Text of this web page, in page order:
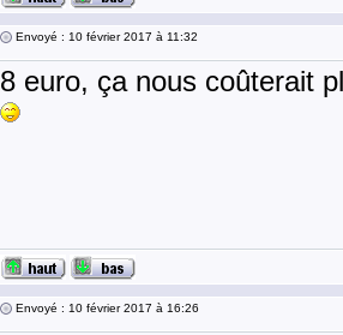
Envoyé : 10 février 2017 à 11:32
8 euro, ça nous coûterait
Envoyé : 10 février 2017 à 16:26